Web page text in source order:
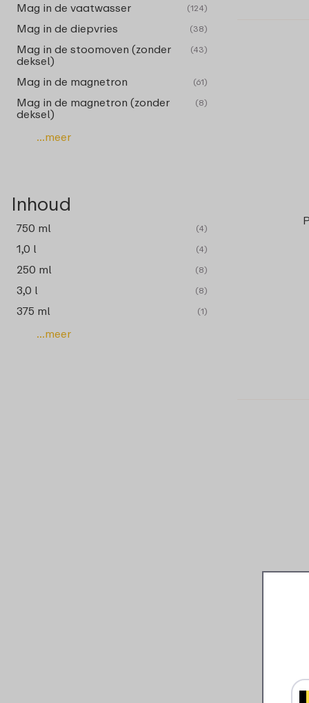
Mag in de vaatwasser (124)
Mag in de diepvries (38)
Mag in de stoomoven (zonder
deksel)
(43)
Mag in de magnetron (61)
Mag in de magnetron (zonder
deksel)
(8)
...meer
Inhoud
750 ml (4)
1,0 l (4)
250 ml (8)
3,0 l (8)
375 ml (1)
...meer